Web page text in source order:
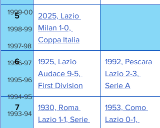
1999-00
1998-99
1997-98
1996-97
1995-96
1994-95
1993-94
5
2025, Lazio
Milan 1-0,
Coppa Italia
6
1925, Lazio
Audace 9-5,
First Division
1992, Pescara
Lazio 2-3,
Serie A
7
1930, Roma
Lazio 1-1, Serie
1953, Como
Lazio 0-1,